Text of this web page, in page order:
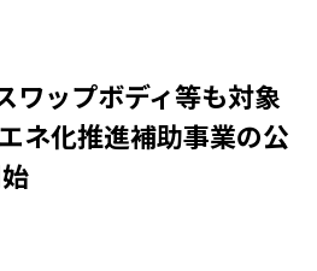
ワップボディ等も対象
ネ化推進補助事業の公